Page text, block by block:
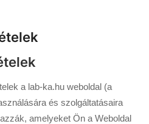
a lab-ka.hu weboldal (a
és szolgáltatásaira
amelyeket Ön a Weboldal